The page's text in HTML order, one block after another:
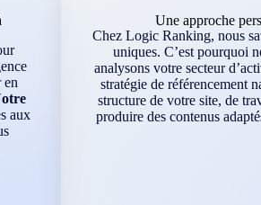
en
aux
Une approche
Chez Logic Ranking, nous
uniques. C’est pourquoi
analysons votre secteur
stratégie de référencement
structure de votre site, de
produire des contenus